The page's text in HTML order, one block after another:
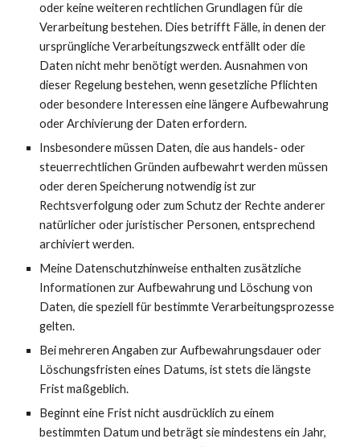
oder keine weiteren rechtlichen Grundlagen für die
Verarbeitung bestehen. Dies betrifft Fälle, in denen der
ursprüngliche Verarbeitungszweck entfällt oder die
Daten nicht mehr benötigt werden. Ausnahmen von
dieser Regelung bestehen, wenn gesetzliche Pflichten
oder besondere Interessen eine längere Aufbewahrung
oder Archivierung der Daten erfordern.
Insbesondere müssen Daten, die aus handels- oder
steuerrechtlichen Gründen aufbewahrt werden müssen
oder deren Speicherung notwendig ist zur
Rechtsverfolgung oder zum Schutz der Rechte anderer
natürlicher oder juristischer Personen, entsprechend
archiviert werden.
Meine Datenschutzhinweise enthalten zusätzliche
Informationen zur Aufbewahrung und Löschung von
Daten, die speziell für bestimmte Verarbeitungsprozesse
gelten.
Bei mehreren Angaben zur Aufbewahrungsdauer oder
Löschungsfristen eines Datums, ist stets die längste
Frist maßgeblich.
Beginnt eine Frist nicht ausdrücklich zu einem
bestimmten Datum und beträgt sie mindestens ein Jahr,